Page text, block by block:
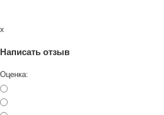
x
Написать отзыв
Оценка: